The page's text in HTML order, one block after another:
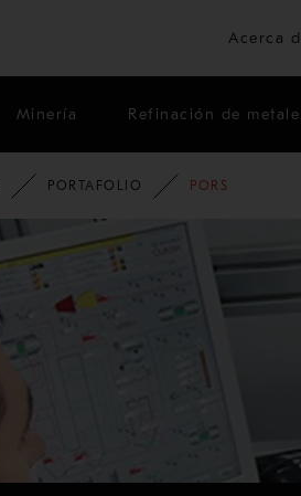
Acerca
Minería Refinación de
PORTAFOLIO PORS